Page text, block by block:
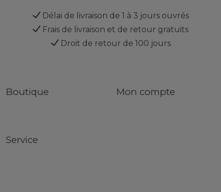
Délai de livraison de 1 à 3 jours ouvrés
Frais de livraison et de retour gratuits
Droit de retour de 100 jours
Boutique Mon compte
Service